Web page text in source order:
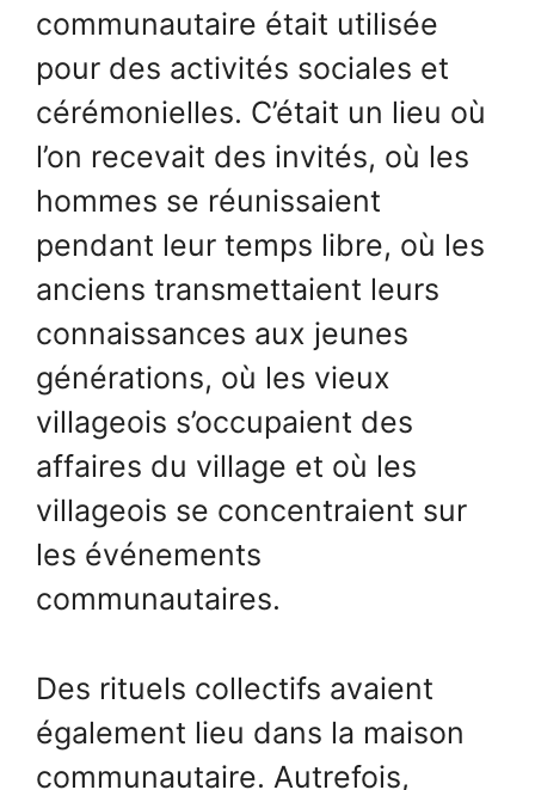
communautaire était utilisée
pour des activités sociales et
cérémonielles. C’était un lieu où
l’on recevait des invités, où les
hommes se réunissaient
pendant leur temps libre, où les
anciens transmettaient leurs
connaissances aux jeunes
générations, où les vieux
villageois s’occupaient des
affaires du village et où les
villageois se concentraient sur
les événements
communautaires.
Des rituels collectifs avaient
également lieu dans la maison
communautaire. Autrefois,